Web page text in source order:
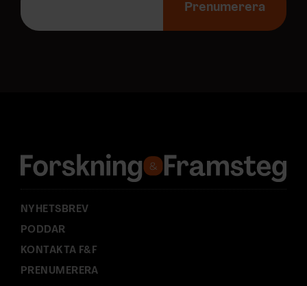
p
s
:
Prenumerera
NYHETSBREV
PODDAR
KONTAKTA F&F
PRENUMERERA